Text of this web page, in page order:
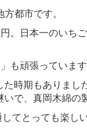
都市です。
。日本一のいち
も頑張っていま
時期もありまし
で、真岡木綿の
てとっても楽し